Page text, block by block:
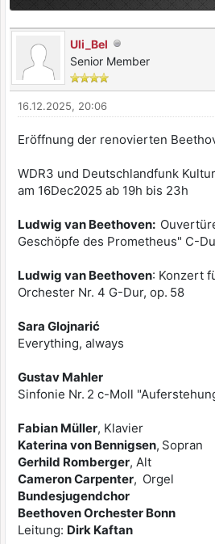
Uli_Bel
Senior Member
16.12.2025, 20:06
Eröffnung der renovierten
WDR3 und Deutschlandfunk
am 16Dec2025 ab 19h bis 23h
Ludwig van Beethoven:
Geschöpfe des Prometheus" C-
Ludwig van Beethoven: Konzert
Orchester Nr. 4 G-Dur, op. 58
Sara Glojnarić
Everything, always
Gustav Mahler
Sinfonie Nr. 2 c-Moll
Fabian Müller, Klavier
Katerina von Bennigsen, Sopran
Gerhild Romberger, Alt
Cameron Carpenter, Orgel
Bundesjugendchor
Beethoven Orchester Bonn
Leitung: Dirk Kaftan